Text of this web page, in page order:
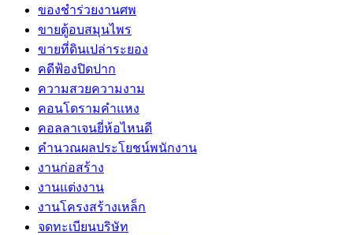
ของชำร่วยงานศพ
ขายตู้อบสมุนไพร
ขายที่ดินเปล่าระยอง
คดีฟ้องปิดปาก
ความสวยความงาม
คอนโดรามคำแหง
คอลลาเจนยี่ห้อไหนดี
คำนวณผลประโยชน์พนักงาน
งานก่อสร้าง
งานแต่งงาน
งานโครงสร้างเหล็ก
จดทะเบียนบริษัท